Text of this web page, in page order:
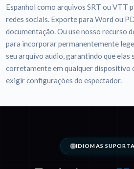
Espanhol como arquivos SRT ou VTT
redes sociais. Exporte para Word ou
documentação. Ou use nosso recurso
para incorporar permanentemente
seu arquivo audio, garantindo que elas
corretamente em qualquer dispositivo
exigir configurações do espectador.
IDIOMAS